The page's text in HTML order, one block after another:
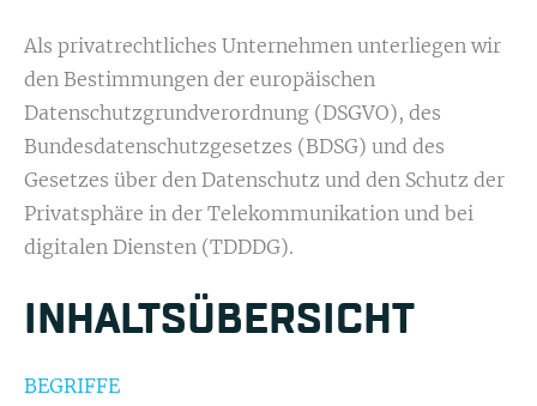
Als privatrechtliches Unternehmen unterliegen wir
den Bestimmungen der europäischen
Datenschutzgrundverordnung (DSGVO), des
Bundesdatenschutzgesetzes (BDSG) und des
Gesetzes über den Datenschutz und den Schutz der
Privatsphäre in der Telekommunikation und bei
digitalen Diensten (TDDDG).
INHALTS­ÜBERSICHT
BEGRIFFE